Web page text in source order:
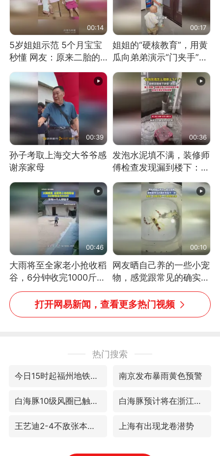
00:14
5岁姐姐示范 5个月宝宝
秒懂 网友：原来二胎的
00:17
姐姐的“硬核教育”，用黄
瓜向弟弟演示“门夹手”，
教！
00:39
孙子考取上海交大爷爷感
谢亲家母
00:36
发泡水泥填不满，装修师
傅检查发现漏到楼下：出
00:46
大雨将至全家老小抢收稻
谷，6分钟收完1000斤，
没有一个人掉链子
00:10
网友晒自己养的一些小宠
物，感觉跟常见的确实有
些不一样
打开网易新闻，查看更多热门视频
热门搜索
今日15时起福州地铁高架区段停运 南京发布暴雨黄色预警
白海豚10级风圈已触及浙江 白海豚预计将在浙江苍南到三门一带登陆
王艺迪2-4不敌张本美和止步4强 上海有出现龙卷潜势